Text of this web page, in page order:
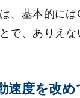
、基本的に
で、ありえ
速度を改